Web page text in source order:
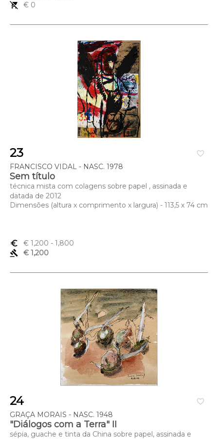
remove_shopping_cart
€ 0
favorite_border
23
FRANCISCO VIDAL - NASC. 1978
Sem título
técnica mista com colagens sobre papel , assinada e
datada de 2012
Dimensões (altura x comprimento x largura) - 113,5 x 74 cm
euro_symbol € 1,200 - 1,800
gavel
€ 1,200
favorite_border
24
GRAÇA MORAIS - NASC. 1948
"Diálogos com a Terra" II
sépia, guache e tinta da China sobre papel, assinada e